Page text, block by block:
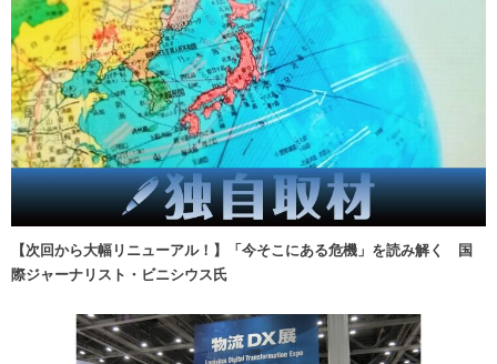
【次回から大幅リニューアル！】「今そこにある危機」を読み解く 国
際ジャーナリスト・ビニシウス氏